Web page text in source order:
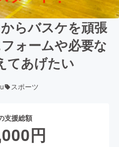
らバスケを頑張
ォームや必要な
てあげたい
スポーツ
支援総額
円